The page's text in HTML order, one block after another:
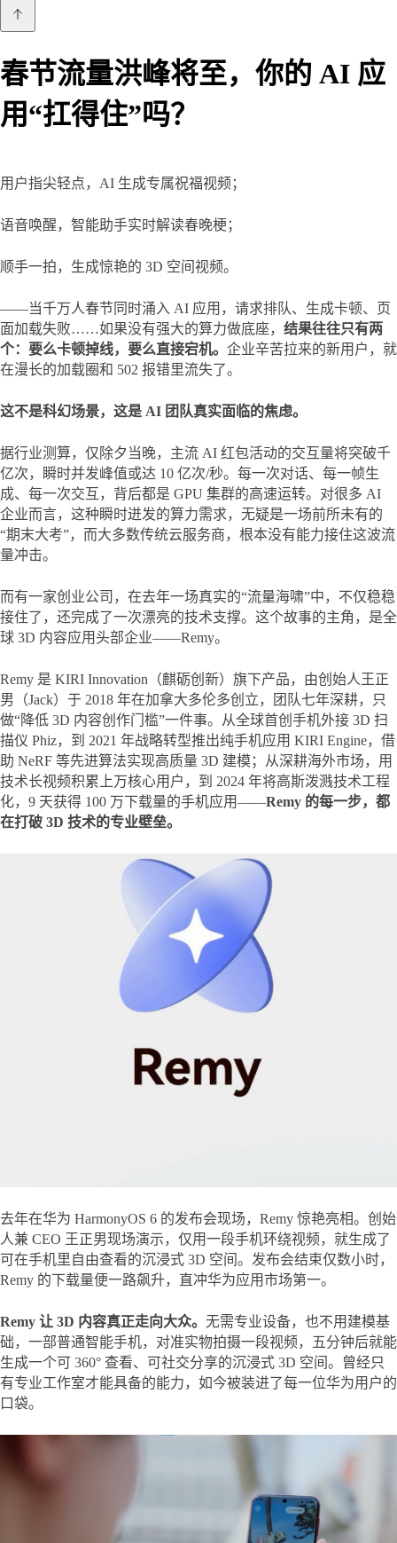
春节流量洪峰将至，你的 AI 应
用“扛得住”吗？
用户指尖轻点，AI 生成专属祝福视频；
语音唤醒，智能助手实时解读春晚梗；
顺手一拍，生成惊艳的 3D 空间视频。
——当千万人春节同时涌入 AI 应用，请求排队、生成卡顿、页
面加载失败……如果没有强大的算力做底座， 结果往往只有两
个：要么卡顿掉线，要么直接宕机。 企业辛苦拉来的新用户，就
在漫长的加载圈和 502 报错里流失了。
这不是科幻场景，这是 AI 团队真实面临的焦虑。
据行业测算，仅除夕当晚，主流 AI 红包活动的交互量将突破千
亿次，瞬时并发峰值或达 10 亿次/秒。每一次对话、每一帧生
成、每一次交互，背后都是 GPU 集群的高速运转。对很多 AI
企业而言，这种瞬时迸发的算力需求，无疑是一场前所未有的
“期末大考”，而大多数传统云服务商，根本没有能力接住这波流
量冲击。
而有一家创业公司，在去年一场真实的“流量海啸”中，不仅稳稳
接住了，还完成了一次漂亮的技术支撑。这个故事的主角，是全
球 3D 内容应用头部企业——Remy。
Remy 是 KIRI Innovation（麒砺创新）旗下产品，由创始人王正
男（Jack）于 2018 年在加拿大多伦多创立，团队七年深耕，只
做“降低 3D 内容创作门槛”一件事。从全球首创手机外接 3D 扫
描仪 Phiz，到 2021 年战略转型推出纯手机应用 KIRI Engine，借
助 NeRF 等先进算法实现高质量 3D 建模；从深耕海外市场，用
技术长视频积累上万核心用户，到 2024 年将高斯泼溅技术工程
化，9 天获得 100 万下载量的手机应用——Remy 的每一步，都
在打破 3D 技术的专业壁垒。
去年在华为 HarmonyOS 6 的发布会现场，Remy 惊艳亮相。创始
人兼 CEO 王正男现场演示，仅用一段手机环绕视频，就生成了
可在手机里自由查看的沉浸式 3D 空间。发布会结束仅数小时，
Remy 的下载量便一路飙升，直冲华为应用市场第一。
Remy 让 3D 内容真正走向大众。 无需专业设备，也不用建模基
础，一部普通智能手机，对准实物拍摄一段视频，五分钟后就能
生成一个可 360° 查看、可社交分享的沉浸式 3D 空间。曾经只
有专业工作室才能具备的能力，如今被装进了每一位华为用户的
口袋。